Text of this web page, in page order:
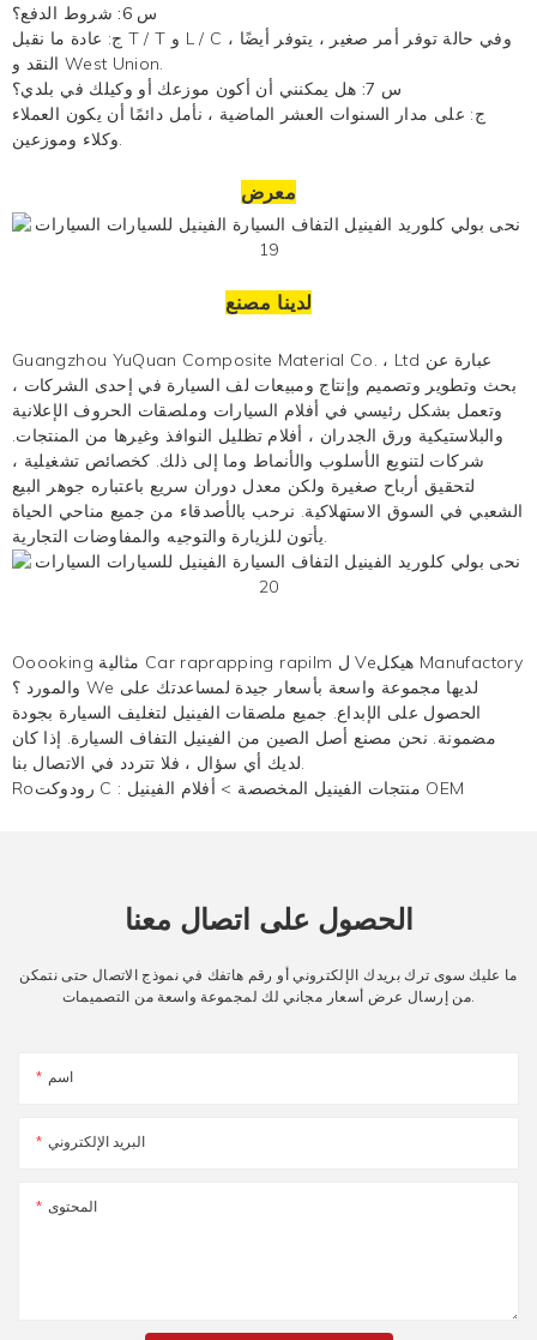
س 6: شروط الدفع؟
ج: عادة ما نقبل T / T و L / C ، وفي حالة توفر أمر صغير ، يتوفر أيضًا
النقد و West Union.
س 7: هل يمكنني أن أكون موزعك أو وكيلك في بلدي؟
ج: على مدار السنوات العشر الماضية ، نأمل دائمًا أن يكون العملاء
وكلاء وموزعين.
معرض
لدينا مصنع
Guangzhou YuQuan Composite Material Co. ، Ltd عبارة عن
بحث وتطوير وتصميم وإنتاج ومبيعات لف السيارة في إحدى الشركات ،
وتعمل بشكل رئيسي في أفلام السيارات وملصقات الحروف الإعلانية
والبلاستيكية ورق الجدران ، أفلام تظليل النوافذ وغيرها من المنتجات.
شركات لتنويع الأسلوب والأنماط وما إلى ذلك. كخصائص تشغيلية ،
لتحقيق أرباح صغيرة ولكن معدل دوران سريع باعتباره جوهر البيع
الشعبي في السوق الاستهلاكية. نرحب بالأصدقاء من جميع مناحي الحياة
يأتون للزيارة والتوجيه والمفاوضات التجارية.
Ooooking مثالية Car raprapping rapilm ل Veهيكل Manufactory
والمورد ؟ We لديها مجموعة واسعة بأسعار جيدة لمساعدتك على
الحصول على الإبداع. جميع ملصقات الفينيل لتغليف السيارة بجودة
مضمونة. نحن مصنع أصل الصين من الفينيل التفاف السيارة. إذا كان
لديك أي سؤال ، فلا تتردد في الاتصال بنا.
Roرودوكت C :
منتجات الفينيل المخصصة > أفلام الفينيل OEM
الحصول على اتصال معنا
ما عليك سوى ترك بريدك الإلكتروني أو رقم هاتفك في نموذج الاتصال حتى نتمكن
اسم
البريد الإلكتروني
المحتوى